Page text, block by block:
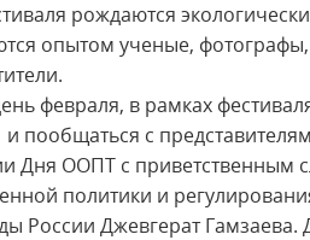
рождаются
опытом ученые,
февраля, в рамках
пообщаться с
Дня ООПТ с приветственным
политики и
России Джевгерат Гамзаева.